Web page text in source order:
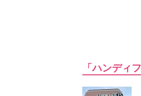
「ハンディ